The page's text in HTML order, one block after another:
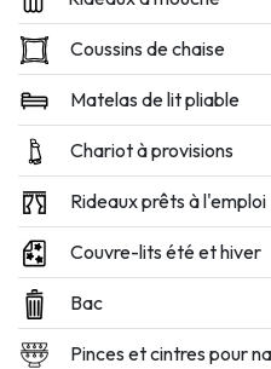
Coussins de chaise
Matelas de lit pliable
Chariot à provisions
Rideaux prêts à l'emploi
Couvre-lits été et hiver
Bac
Pinces et cintres pour